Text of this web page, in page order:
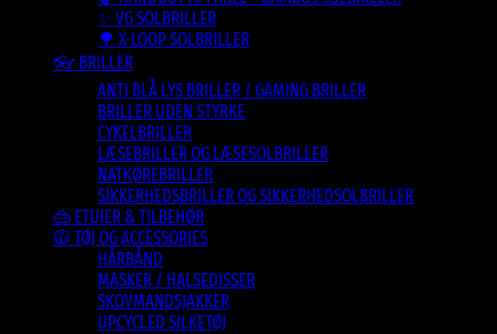
✨ VG SOLBRILLER
🌳 X-LOOP SOLBRILLER
👓 BRILLER
ANTI BLÅ LYS BRILLER / GAMING BRILLER
BRILLER UDEN STYRKE
CYKELBRILLER
LÆSEBRILLER OG LÆSESOLBRILLER
NATKØREBRILLER
SIKKERHEDSBRILLER OG SIKKERHEDSOLBRILLER
👜 ETUIER & TILBEHØR
🧥 TØJ OG ACCESSORIES
HÅRBÅND
MASKER / HALSEDISSER
SKOVMANDSJAKKER
UPCYCLED SILKETØJ